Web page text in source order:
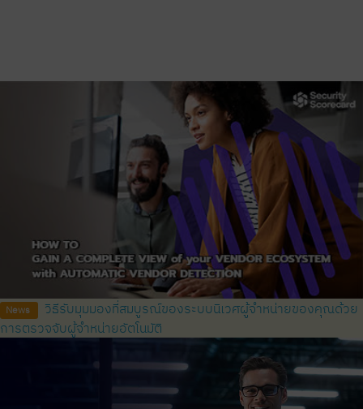
News
วิธีรับมุมมองที่สมบูรณ์ของระบบนิเวศผู้จำหน่ายของคุณด้วย
การตรวจจับผู้จำหน่ายอัตโนมัติ